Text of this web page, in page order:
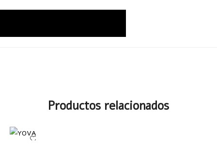
Productos relacionados